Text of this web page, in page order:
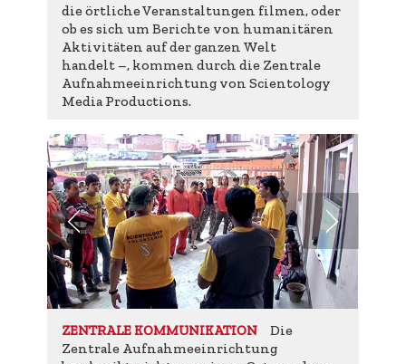
die örtliche Veranstaltungen filmen, oder
ob es sich um Berichte von humanitären
Aktivitäten auf der ganzen Welt
handelt –, kommen durch die Zentrale
Aufnahmeeinrichtung von Scientology
Media Productions.
ZENTRALE KOMMUNIKATION
Die
Zentrale Aufnahmeeinrichtung